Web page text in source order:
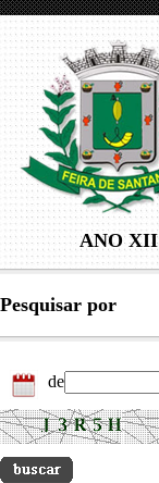
ANO XII
Pesquisar por
de